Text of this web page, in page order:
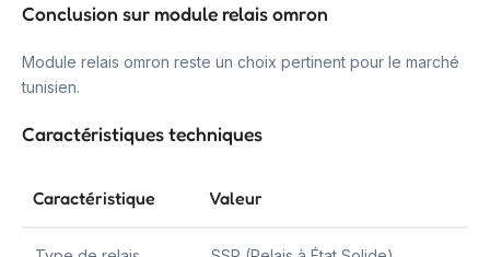
Conclusion sur module relais omron
Module relais omron reste un choix pertinent pour le marché
tunisien.
Caractéristiques techniques
Caractéristique Valeur